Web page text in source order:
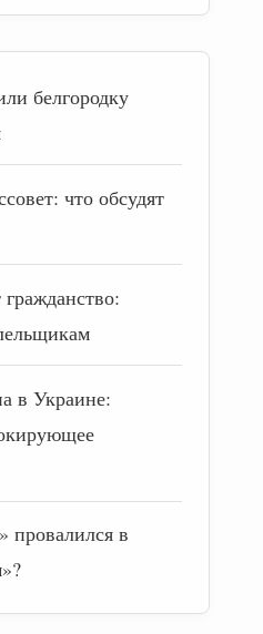
белгородку
что обсудят
в Украине:
провалился в